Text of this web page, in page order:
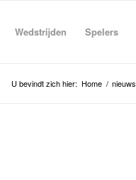
Wedstrijden Spelers
U bevindt zich hier: Home / nieuws